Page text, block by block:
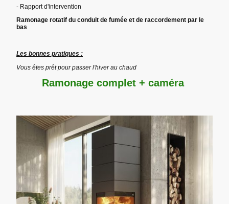
- Rapport d'intervention
Ramonage rotatif du conduit de fumée et de raccordement par le
bas
Les bonnes pratiques :
Vous êtes prêt pour passer l'hiver au chaud
Ramonage complet + caméra